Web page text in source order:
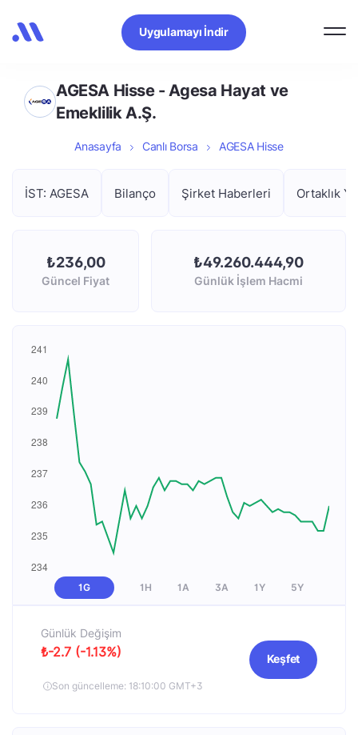
Uygulamayı İndir
AGESA Hisse - Agesa Hayat ve
Emeklilik A.Ş.
Anasayfa Canlı Borsa AGESA Hisse
İST: AGESA Bilanço Şirket Haberleri Ortaklık
₺236,00
Güncel Fiyat
₺49.260.444,90
Günlük İşlem Hacmi
1G 1H 1A 3A 1Y 5Y
Günlük Değişim
₺-2.7 (-1.13%)
Son güncelleme: 18:10:00 GMT+3
Keşfet